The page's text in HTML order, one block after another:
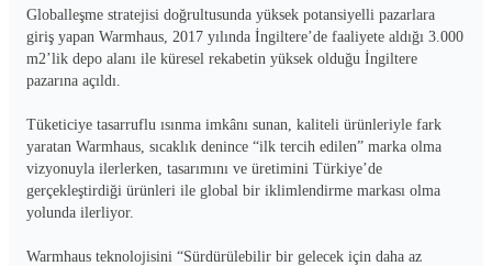
Globalleşme stratejisi doğrultusunda yüksek potansiyelli pazarlara
giriş yapan Warmhaus, 2017 yılında İngiltere’de faaliyete aldığı 3.000
m2’lik depo alanı ile küresel rekabetin yüksek olduğu İngiltere
pazarına açıldı.
Tüketiciye tasarruflu ısınma imkânı sunan, kaliteli ürünleriyle fark
yaratan Warmhaus, sıcaklık denince “ilk tercih edilen” marka olma
vizyonuyla ilerlerken, tasarımını ve üretimini Türkiye’de
gerçekleştirdiği ürünleri ile global bir iklimlendirme markası olma
yolunda ilerliyor.
Warmhaus teknolojisini “Sürdürülebilir bir gelecek için daha az